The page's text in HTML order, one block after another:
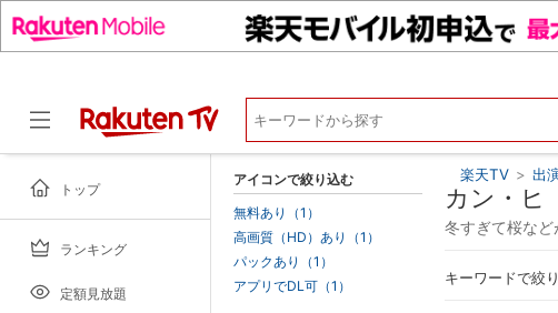
トップ
ランキング
定額見放題
楽天TV > 出
カン・ヒ
冬すぎて桜など
キーワードで絞
アイコンで絞り込む
無料あり（1）
高画質（HD）あり（1）
パックあり（1）
アプリでDL可（1）